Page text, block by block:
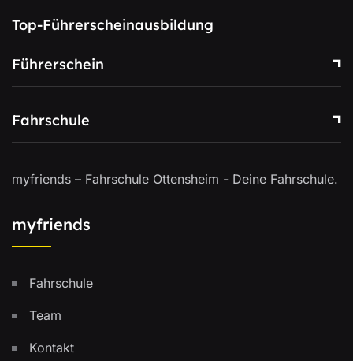
Top-Führerscheinausbildung
Führerschein
Fahrschule
myfriends – Fahrschule Ottensheim - Deine Fahrschule.
myfriends
Fahrschule
Team
Kontakt